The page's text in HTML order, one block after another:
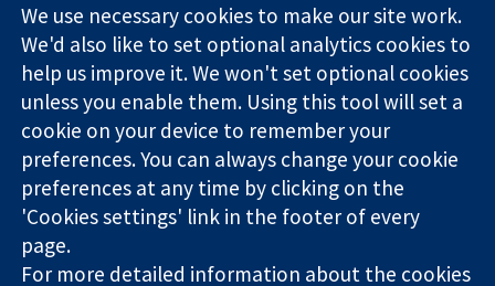
Trusted
evidence.
Informed
decisions.
Better health.
Square
London
W1G 0AN
영국
News
Press office
About us
작업
Cochrane
Library
The Cochrane Collaboration is a charity (no. 1045921) and a
company limited by guarantee (no. 03044323) registered in
England & Wales. VAT registration number GB 718 2127 49.
We use necessary cookies to make our site work.
We'd also like to set optional analytics cookies to
help us improve it. We won't set optional cookies
unless you enable them. Using this tool will set a
cookie on your device to remember your
preferences. You can always change your cookie
preferences at any time by clicking on the
'Cookies settings' link in the footer of every
page.
For more detailed information about the cookies